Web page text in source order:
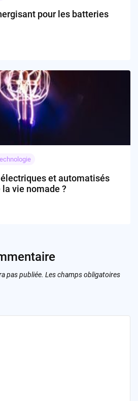
pour les batteries
et automatisés
vie nomade ?
pas publiée. Les champs obligatoires